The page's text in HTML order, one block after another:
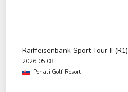
Raiffeisenbank Sport Tour II (R1)
2026.05.08.
Penati Golf Resort